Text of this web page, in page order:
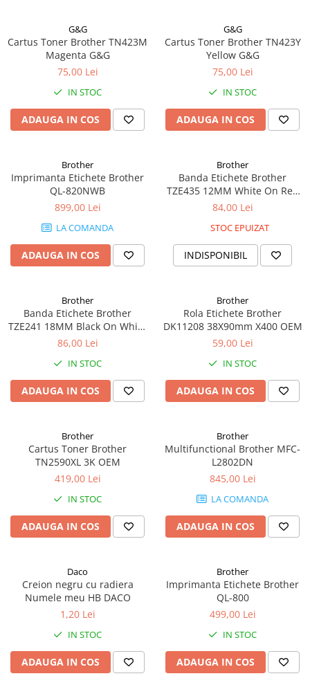
Capsatoare / Decapsatoare
Capse
Hârtie / Produse din hârtie
Carton Color
Cuburi din Hârtie / Notițe Adezive
Etichete Autocolante
Hârtie Color
Hârtie Foto
Registre / Repertoare
Role Casă de Marcat
Instrumente de scris
Rollere
Creioane Grafice
Markere / Textmarkere
Rezerve Pixuri / Cerneală
Radiere
Corectoare
Penițe
Organizare și Arhivare
Bibliorafturi
Dosare
Folii Protecție
G&G
Cartus Toner Brother TN423M
Magenta G&G
75,00 Lei
IN STOC
ADAUGA IN COS
G&G
Cartus Toner Brother TN423Y
Yellow G&G
75,00 Lei
IN STOC
ADAUGA IN COS
Brother
Imprimanta Etichete Brother
QL-820NWB
899,00 Lei
LA COMANDA
ADAUGA IN COS
Brother
Banda Etichete Brother
TZE435 12MM White On Red
Oem
84,00 Lei
STOC EPUIZAT
INDISPONIBIL
Brother
Banda Etichete Brother
TZE241 18MM Black On White
Oem
86,00 Lei
IN STOC
ADAUGA IN COS
Brother
Rola Etichete Brother
DK11208 38X90mm X400 OEM
59,00 Lei
IN STOC
ADAUGA IN COS
Brother
Cartus Toner Brother
TN2590XL 3K OEM
419,00 Lei
IN STOC
ADAUGA IN COS
Brother
Multifunctional Brother MFC-
L2802DN
845,00 Lei
LA COMANDA
ADAUGA IN COS
Daco
Creion negru cu radiera
Numele meu HB DACO
1,20 Lei
IN STOC
ADAUGA IN COS
Brother
Imprimanta Etichete Brother
QL-800
499,00 Lei
IN STOC
ADAUGA IN COS